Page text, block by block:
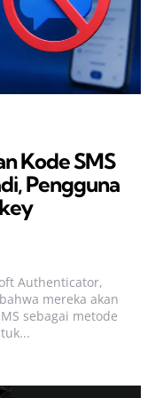
Kode SMS
Pengguna
Authenticator,
mereka akan
sebagai metode